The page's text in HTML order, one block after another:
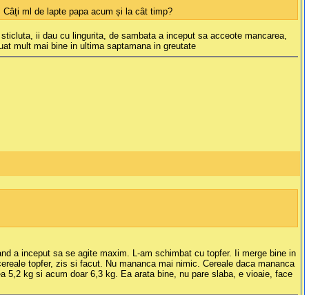
ml de lapte papa acum și la cât timp?
ii dau cu lingurita, de sambata a inceput sa acceote mancarea,
mult mai bine in ultima saptamana in greutate
a inceput sa se agite maxim. L-am schimbat cu topfer. Ii merge bine in
topfer, zis si facut. Nu mananca mai nimic. Cereale daca mananca
kg si acum doar 6,3 kg. Ea arata bine, nu pare slaba, e vioaie, face